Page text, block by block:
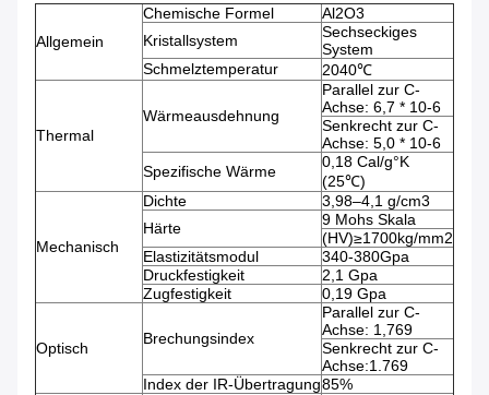
Allgemein
Chemische Formel
Al2O3
Kristallsystem
Sechseckiges
System
Schmelztemperatur
2040℃
Thermal
Wärmeausdehnung
Parallel zur C-
Achse: 6,7 * 10-6
Senkrecht zur C-
Achse: 5,0 * 10-6
Spezifische Wärme
0,18 Cal/g°K
(25℃)
Mechanisch
Dichte
3,98–4,1 g/cm3
Härte
9 Mohs Skala
(HV)≥1700kg/mm2
Elastizitätsmodul
340-380Gpa
Druckfestigkeit
2,1 Gpa
Zugfestigkeit
0,19 Gpa
Optisch
Brechungsindex
Parallel zur C-
Achse: 1,769
Senkrecht zur C-
Achse:1.769
Index der IR-Übertragung85%